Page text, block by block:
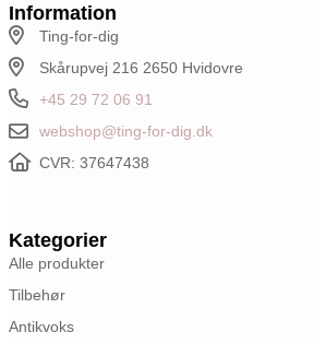
Information
Ting-for-dig
Skårupvej 216 2650 Hvidovre
+45 29 72 06 91
webshop@ting-for-dig.dk
CVR: 37647438
Kategorier
Alle produkter
Tilbehør
Antikvoks